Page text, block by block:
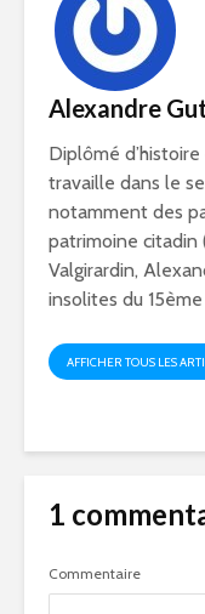
Alexandre
Diplômé
travaille dans le
notamment des
patrimoine citadin
Valgirardin,
insolites du
AFFICHER TOUS LES
1
Commentaire